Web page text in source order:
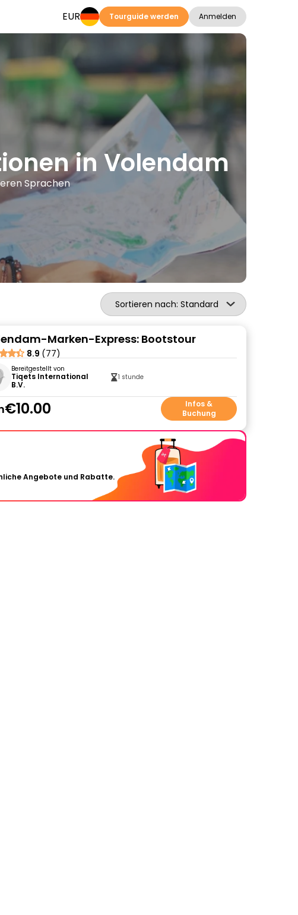
EUR Tourguide werden Anmelden
in Volendam
Sprachen
Sortieren nach: Standard
Marken-Express: Bootstour
8.9 (77)
Bereitgestellt von
Tiqets International
B.V.
1 stunde
€10.00
Infos &
Buchung
Angebote und Rabatte.